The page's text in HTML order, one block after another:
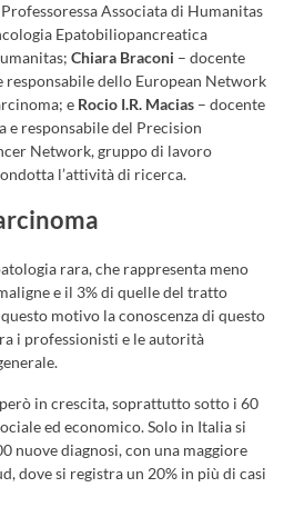
Associata di Humanitas
Epatobiliopancreatica
Chiara Braconi – docente
responsabile dello European Network
e Rocio I.R. Macias – docente
e responsabile del Precision
Network, gruppo di lavoro
l’attività di ricerca.
rara, che rappresenta meno
e il 3% di quelle del tratto
motivo la conoscenza di questo
i professionisti e le autorità
in crescita, soprattutto sotto i 60
ed economico. Solo in Italia si
nuove diagnosi, con una maggiore
dove si registra un 20% in più di casi